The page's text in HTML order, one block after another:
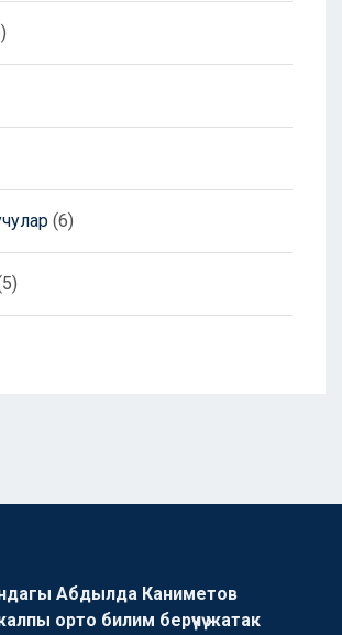
(6)
Абдылда Каниметов
орто билим берүүчү жатак